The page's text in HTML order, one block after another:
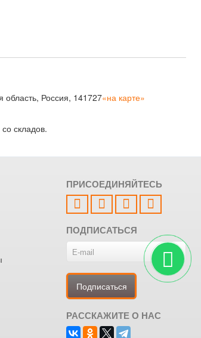
область, Россия, 141727«на карте»
со складов.
ПРИСОЕДИНЯЙТЕСЬ
ПОДПИСАТЬСЯ
РАССКАЖИТЕ О НАС